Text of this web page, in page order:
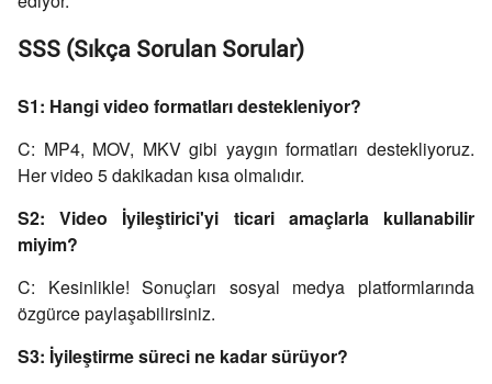
SSS (Sıkça Sorulan Sorular)
S1: Hangi video formatları destekleniyor?
C: MP4, MOV, MKV gibi yaygın formatları destekliyoruz.
Her video 5 dakikadan kısa olmalıdır.
S2: Video İyileştirici'yi ticari amaçlarla kullanabilir
miyim?
C: Kesinlikle! Sonuçları sosyal medya platformlarında
özgürce paylaşabilirsiniz.
S3: İyileştirme süreci ne kadar sürüyor?